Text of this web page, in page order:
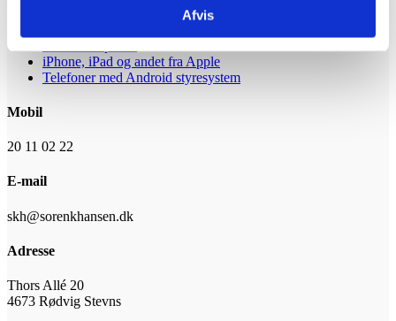
Afvis
iPhone, iPad og andet fra Apple
Telefoner med Android styresystem
Mobil
20 11 02 22
E-mail
skh@sorenkhansen.dk
Adresse
Thors Allé 20
4673 Rødvig Stevns